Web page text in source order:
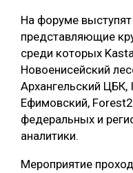
На форуме
представляющие
среди которых
Новоенисейский
Архангельский
Ефимовский,
федеральных и
аналитики.
Мероприятие